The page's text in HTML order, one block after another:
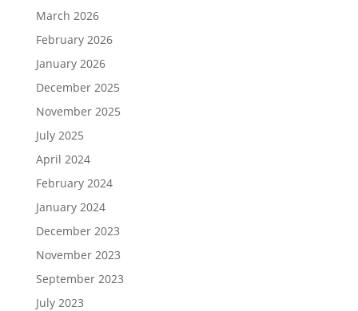
March 2026
February 2026
January 2026
December 2025
November 2025
July 2025
April 2024
February 2024
January 2024
December 2023
November 2023
September 2023
July 2023